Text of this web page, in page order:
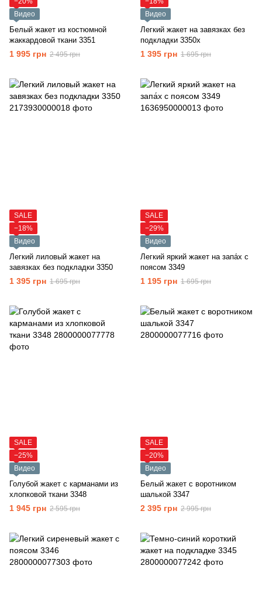
Видео
Белый жакет из костюмной
жаккардовой ткани 3351
1 995 грн 2 495 грн
Видео
Легкий жакет на завязках без
подкладки 3350х
1 395 грн 1 695 грн
SALE
−18%
Видео
Легкий лиловый жакет на
завязках без подкладки 3350
1 395 грн 1 695 грн
SALE
−29%
Видео
Легкий яркий жакет на запа́х с
поясом 3349
1 195 грн 1 695 грн
SALE
−25%
Видео
Голубой жакет с карманами из
хлопковой ткани 3348
1 945 грн 2 595 грн
SALE
−20%
Видео
Белый жакет с воротником
шалькой 3347
2 395 грн 2 995 грн